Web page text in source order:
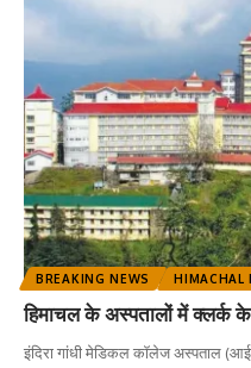
BREAKING NEWS HIMACHAL
हिमाचल के अस्पतालों में क्लर्क
इंदिरा गांधी मेडिकल कॉलेज अस्पताल